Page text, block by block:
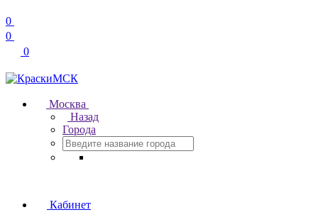
0
0
0
Москва
Назад
Города
Кабинет